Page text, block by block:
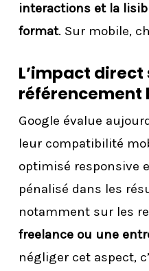
interactions et la
format. Sur mobile,
L’impact direct
référencement
Google évalue
leur compatibilité
optimisé responsive
pénalisé dans les
notamment sur les
freelance ou une
négliger cet aspect,